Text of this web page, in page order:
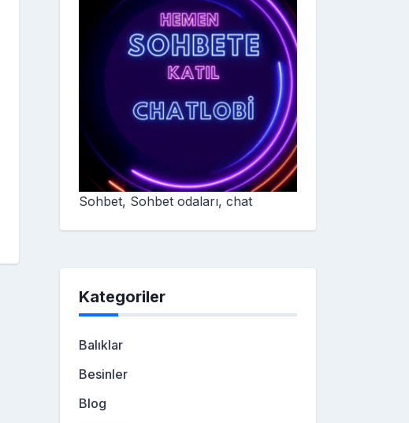
Sohbet, Sohbet odaları, chat
Kategoriler
Balıklar
Besinler
Blog